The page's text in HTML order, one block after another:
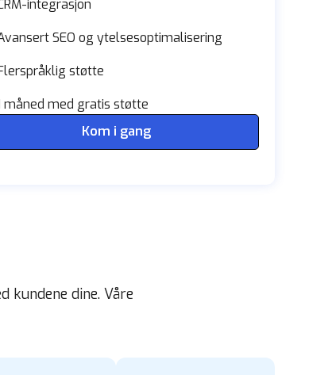
integrasjon
SEO og ytelsesoptimalisering
støtte
måned med gratis støtte
Kom i gang
dine. Våre